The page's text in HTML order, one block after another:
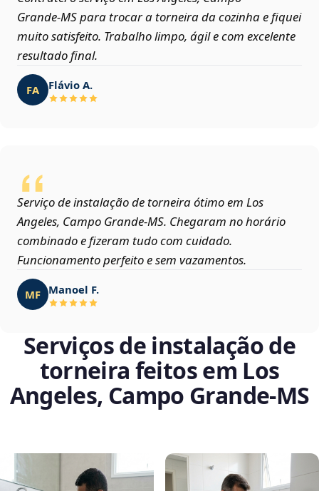
Grande‑MS para trocar a torneira da cozinha e fiquei
muito satisfeito. Trabalho limpo, ágil e com excelente
resultado final.
FA Flávio A.
Serviço de instalação de torneira ótimo em Los
Angeles, Campo Grande‑MS. Chegaram no horário
combinado e fizeram tudo com cuidado.
Funcionamento perfeito e sem vazamentos.
MF Manoel F.
Serviços de instalação de
torneira feitos em Los
Angeles, Campo Grande‑MS